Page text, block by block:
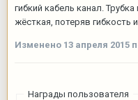
гибкий кабель канал.
жёсткая, потеряв гибкость
Изменено 13 апреля 2015
Награды пользователя